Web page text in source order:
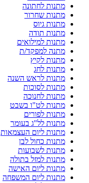
מתנות לחתונה
מתנות שחרור
מתנות גיוס
מתנות תודה
מתנות למילואים
מתנה למפקד/ת
מתנות לקיץ
מתנות לחג
מתנות לראש השנה
מתנות לסוכות
מתנות לחנוכה
מתנות לט"ו בשבט
מתנות לפורים
מתנות לל"ג בעומר
מתנות ליום העצמאות
מתנות כחול לבן
מתנות לשבועות
מתנות למזל בתולה
מתנות ליום האישה
מתנות ליום המשפחה